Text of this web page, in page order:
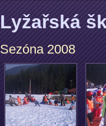
Lyžařská
Sezóna 2008